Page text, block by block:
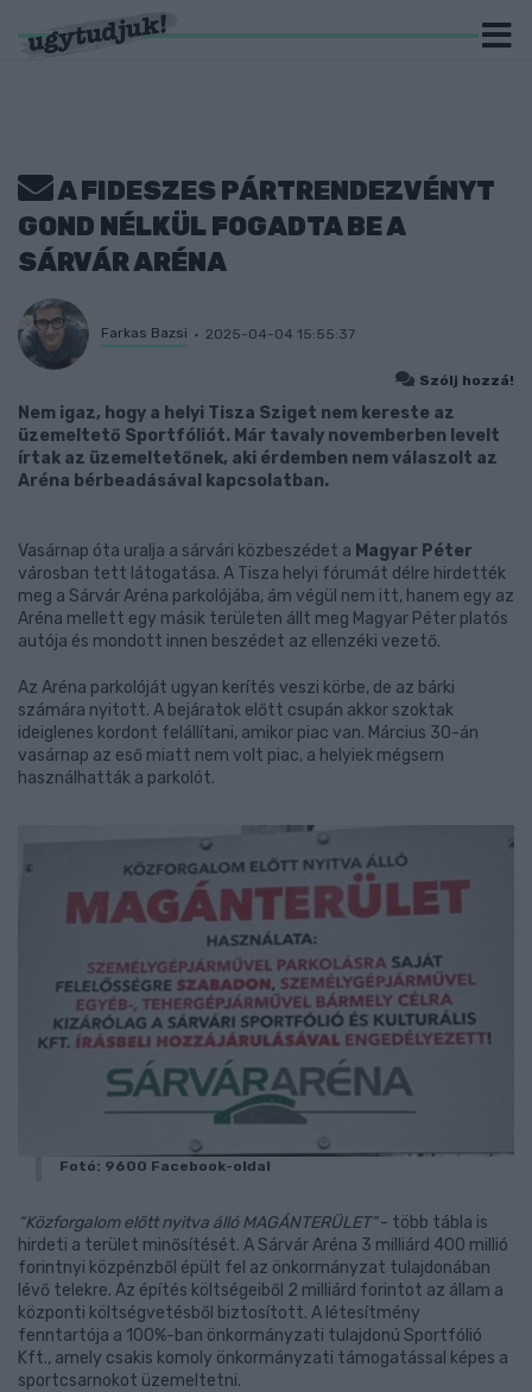
A FIDESZES PÁRTRENDEZVÉNYT
GOND NÉLKÜL FOGADTA BE A
SÁRVÁR ARÉNA
Farkas Bazsi 2025-04-04 15:55:37
Szólj hozzá!
Nem igaz, hogy a helyi Tisza Sziget nem kereste az
üzemeltető Sportfóliót. Már tavaly novemberben levelt
írtak az üzemeltetőnek, aki érdemben nem válaszolt az
Aréna bérbeadásával kapcsolatban.
Vasárnap óta uralja a sárvári közbeszédet a Magyar Péter
városban tett látogatása. A Tisza helyi fórumát délre hirdették
meg a Sárvár Aréna parkolójába, ám végül nem itt, hanem egy az
Aréna mellett egy másik területen állt meg Magyar Péter platós
autója és mondott innen beszédet az ellenzéki vezető.
Az Aréna parkolóját ugyan kerítés veszi körbe, de az bárki
számára nyitott. A bejáratok előtt csupán akkor szoktak
ideiglenes kordont felállítani, amikor piac van. Március 30-án
vasárnap az eső miatt nem volt piac, a helyiek mégsem
használhatták a parkolót.
Fotó: 9600 Facebook-oldal
“Közforgalom előtt nyitva álló MAGÁNTERÜLET”- több tábla is
hirdeti a terület minősítését. A Sárvár Aréna 3 milliárd 400 millió
forintnyi közpénzből épült fel az önkormányzat tulajdonában
lévő telekre. Az építés költségeiből 2 milliárd forintot az állam a
központi költségvetésből biztosított. A létesítmény
fenntartója a 100%-ban önkormányzati tulajdonú Sportfólió
Kft., amely csakis komoly önkormányzati támogatással képes a
sportcsarnokot üzemeltetni.